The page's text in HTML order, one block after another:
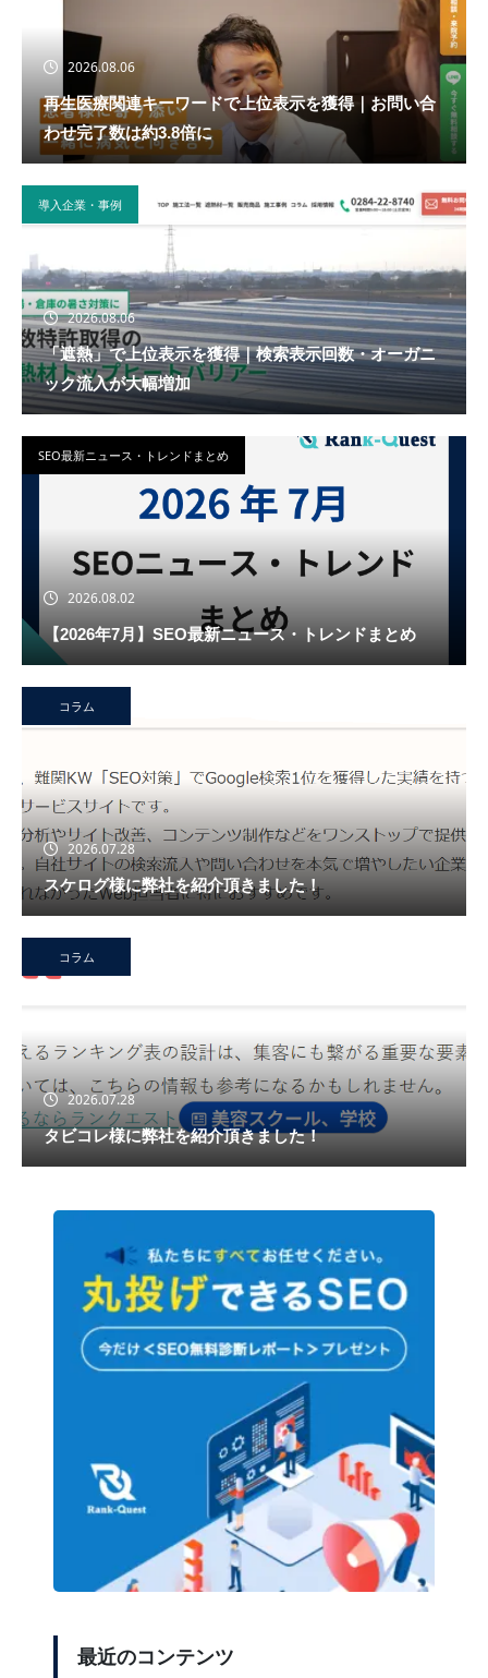
2026.08.06
再生医療関連キーワードで上位表示を獲得｜お問い合
わせ完了数は約3.8倍に
導入企業・事例
2026.08.06
「遮熱」で上位表示を獲得｜検索表示回数・オーガニ
ック流入が大幅増加
SEO最新ニュース・トレンドまとめ
2026.08.02
【2026年7月】SEO最新ニュース・トレンドまとめ
コラム
2026.07.28
スケログ様に弊社を紹介頂きました！
コラム
2026.07.28
タビコレ様に弊社を紹介頂きました！
最近のコンテンツ